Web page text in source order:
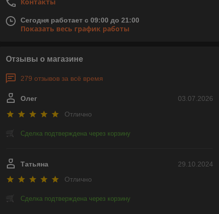
Контакты
Сегодня работает с 09:00 до 21:00
Показать весь график работы
Отзывы о магазине
279 отзывов за всё время
03.07.2026
Олег
Отлично
Сделка подтверждена через корзину
29.10.2024
Татьяна
Отлично
Сделка подтверждена через корзину